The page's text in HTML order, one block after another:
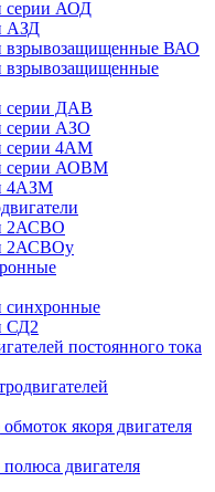
серии АОД
АЗД
взрывозащищенные ВАО
взрывозащищенные
серии ДАВ
серии АЗО
серии 4АМ
серии АОВМ
4АЗМ
2АСВО
2АСВОу
синхронные
СД2
постоянного тока
якоря двигателя
двигателя